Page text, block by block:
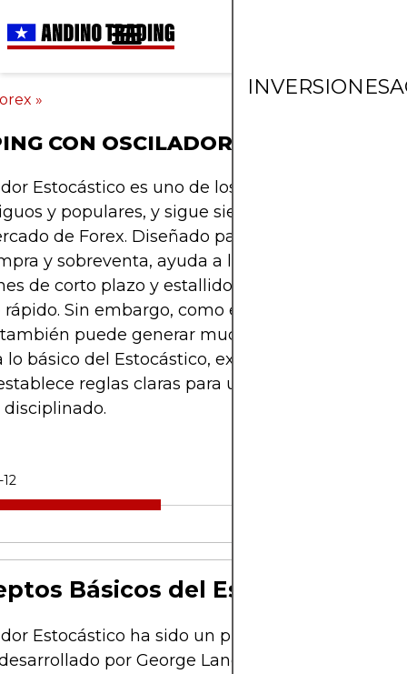
INVERSIONES
»
CON OSCILADOR ESTOCÁSTICO
Estocástico es uno de los indicadores de
y populares, y sigue siendo valioso para los
de Forex. Diseñado para resaltar
y sobreventa, ayuda a los traders a detectar
de corto plazo y estallidos de momentum en
Sin embargo, como el Estocástico
puede generar mucho ruido. Este
lo básico del Estocástico, explica cómo filtrar
reglas claras para usarlo dentro de un
Básicos del Estocástico
Estocástico ha sido un pilar del análisis
por George Lane en la década de